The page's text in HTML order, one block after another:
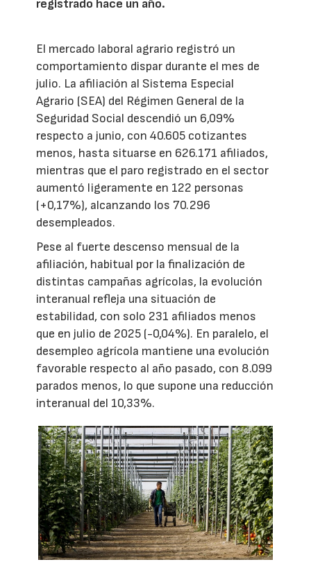
registrado hace un año.
El mercado laboral agrario registró un
comportamiento dispar durante el mes de
julio. La afiliación al Sistema Especial
Agrario (SEA) del Régimen General de la
Seguridad Social descendió un 6,09%
respecto a junio, con 40.605 cotizantes
menos, hasta situarse en 626.171 afiliados,
mientras que el paro registrado en el sector
aumentó ligeramente en 122 personas
(+0,17%), alcanzando los 70.296
desempleados.
Pese al fuerte descenso mensual de la
afiliación, habitual por la finalización de
distintas campañas agrícolas, la evolución
interanual refleja una situación de
estabilidad, con solo 231 afiliados menos
que en julio de 2025 (-0,04%). En paralelo, el
desempleo agrícola mantiene una evolución
favorable respecto al año pasado, con 8.099
parados menos, lo que supone una reducción
interanual del 10,33%.